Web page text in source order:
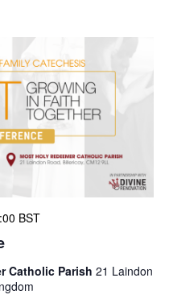
BST
Catholic Parish 21 Laindon